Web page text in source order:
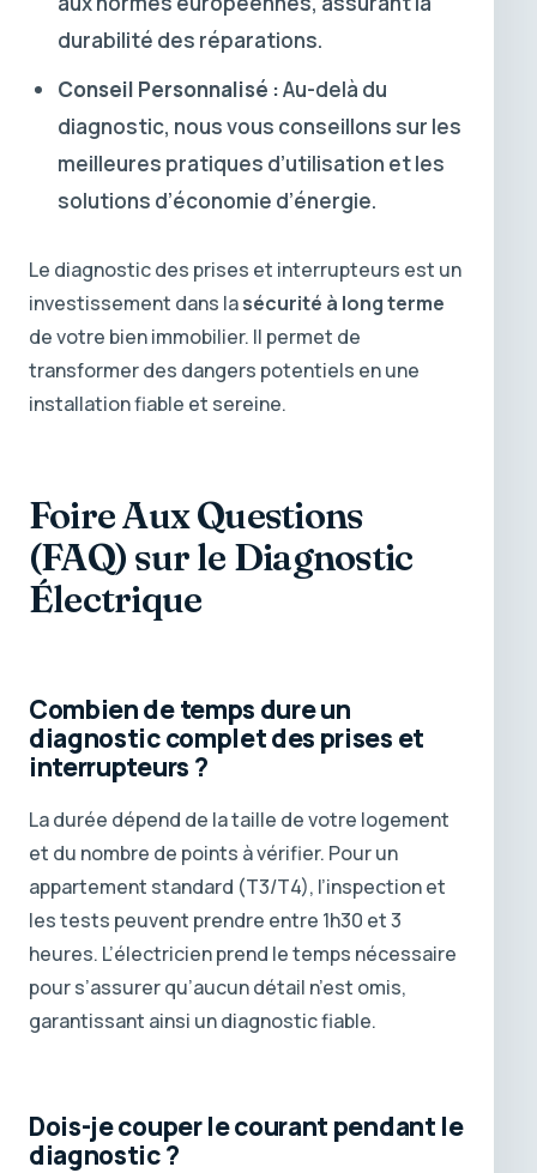
durabilité des réparations.
Conseil Personnalisé :Au-delà du
diagnostic, nous vous conseillons sur les
meilleures pratiques d’utilisation et les
solutions d’économie d’énergie.
Le diagnostic des prises et interrupteurs est un
investissement dans lasécurité à long terme
de votre bien immobilier. Il permet de
transformer des dangers potentiels en une
installation fiable et sereine.
Foire Aux Questions
(FAQ) sur le Diagnostic
Électrique
Combien de temps dure un
diagnostic complet des prises et
interrupteurs ?
La durée dépend de la taille de votre logement
et du nombre de points à vérifier. Pour un
appartement standard (T3/T4), l’inspection et
les tests peuvent prendre entre 1h30 et 3
heures. L’électricien prend le temps nécessaire
pour s’assurer qu’aucun détail n’est omis,
garantissant ainsi un diagnostic fiable.
Dois-je couper le courant pendant le
diagnostic ?